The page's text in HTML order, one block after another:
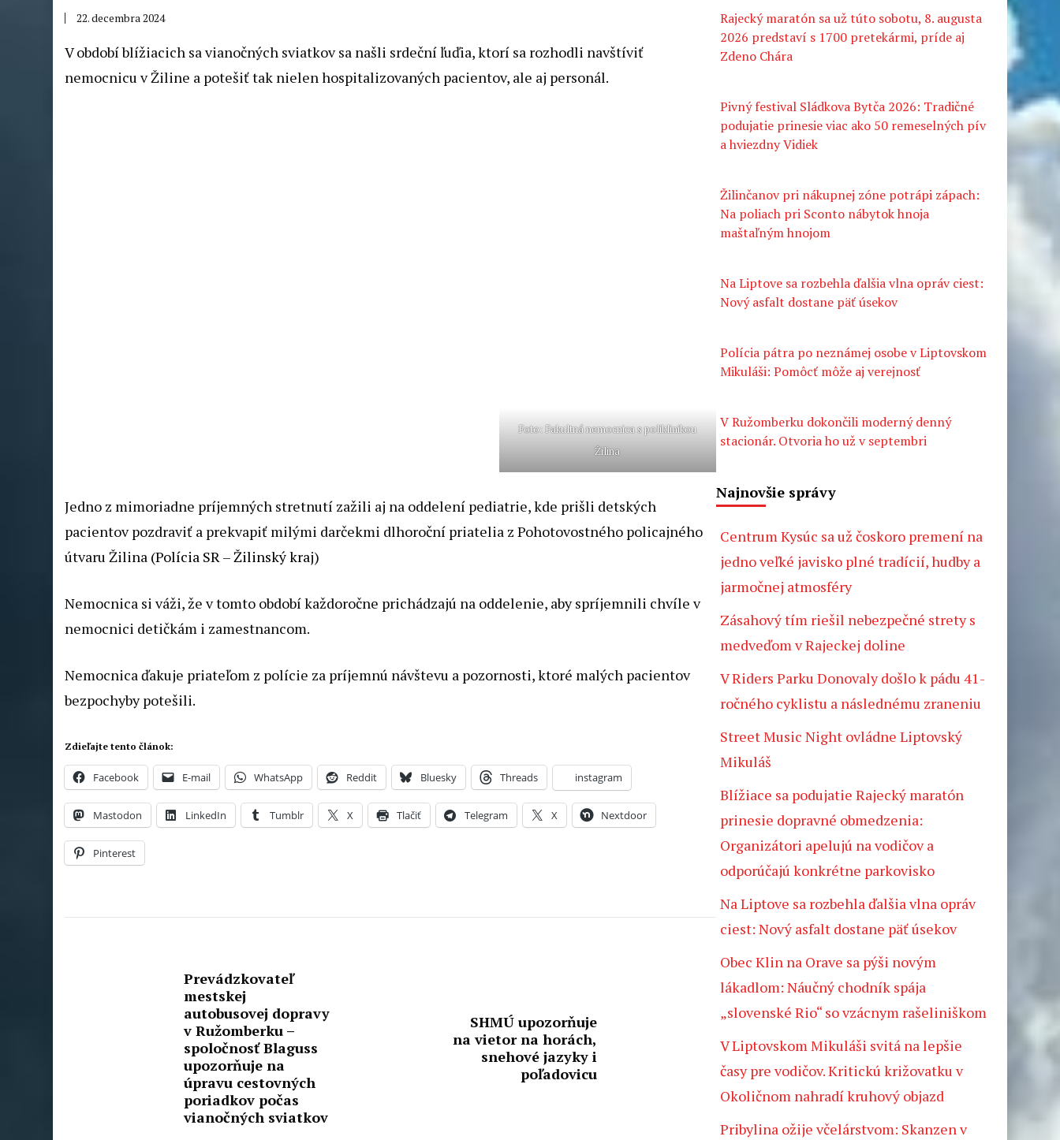
22. decembra 2024
V období blížiacich sa vianočných sviatkov sa našli srdeční ľuďia, ktorí sa rozhodli navštíviť
nemocnicu v Žiline a potešiť tak nielen hospitalizovaných pacientov, ale aj personál.
Foto: Fakultná nemocnica s poliklinikou
Žilina
Jedno z mimoriadne príjemných stretnutí zažili aj na oddelení pediatrie, kde prišli detských
pacientov pozdraviť a prekvapiť milými darčekmi dlhoroční priatelia z Pohotovostného policajného
útvaru Žilina (Polícia SR – Žilinský kraj)
Nemocnica si váži, že v tomto období každoročne prichádzajú na oddelenie, aby spríjemnili chvíle v
nemocnici detičkám i zamestnancom.
Nemocnica ďakuje priateľom z polície za príjemnú návštevu a pozornosti, ktoré malých pacientov
bezpochyby potešili.
Zdieľajte tento článok:
Facebook E-mail WhatsApp Reddit Bluesky Threads instagram
Mastodon LinkedIn Tumblr X Tlačiť Telegram X Nextdoor
Pinterest
Prevádzkovateľ
mestskej
autobusovej dopravy
v Ružomberku –
spoločnosť Blaguss
upozorňuje na
úpravu cestovných
poriadkov počas
vianočných sviatkov
SHMÚ upozorňuje
na vietor na horách,
snehové jazyky i
poľadovicu
Rajecký maratón sa už túto sobotu, 8. augusta
2026 predstaví s 1700 pretekármi, príde aj
Zdeno Chára
Pivný festival Sládkova Bytča 2026: Tradičné
podujatie prinesie viac ako 50 remeselných pív
a hviezdny Vidiek
Žilinčanov pri nákupnej zóne potrápi zápach:
Na poliach pri Sconto nábytok hnoja
maštaľným hnojom
Na Liptove sa rozbehla ďalšia vlna opráv ciest:
Nový asfalt dostane päť úsekov
Polícia pátra po neznámej osobe v Liptovskom
Mikuláši: Pomôcť môže aj verejnosť
V Ružomberku dokončili moderný denný
stacionár. Otvoria ho už v septembri
Najnovšie správy
Centrum Kysúc sa už čoskoro premení na
jedno veľké javisko plné tradícií, hudby a
jarmočnej atmosféry
Zásahový tím riešil nebezpečné strety s
medveďom v Rajeckej doline
V Riders Parku Donovaly došlo k pádu 41-
ročného cyklistu a následnému zraneniu
Street Music Night ovládne Liptovský
Mikuláš
Blížiace sa podujatie Rajecký maratón
prinesie dopravné obmedzenia:
Organizátori apelujú na vodičov a
odporúčajú konkrétne parkovisko
Na Liptove sa rozbehla ďalšia vlna opráv
ciest: Nový asfalt dostane päť úsekov
Obec Klin na Orave sa pýši novým
lákadlom: Náučný chodník spája
„slovenské Rio“ so vzácnym rašeliniškom
V Liptovskom Mikuláši svitá na lepšie
časy pre vodičov. Kritickú križovatku v
Okoličnom nahradí kruhový objazd
Pribylina ožije včelárstvom: Skanzen v